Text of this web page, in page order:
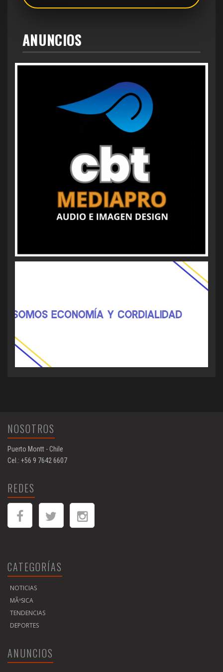
ANUNCIOS
NOSOTROS
Puerto Montt - Chile
Cel.: +56 9 7642 6607
REDES
CATEGORÍAS
NOTICIAS
MÃºSICA
TENDENCIAS
DEPORTES
ANUNCIOS